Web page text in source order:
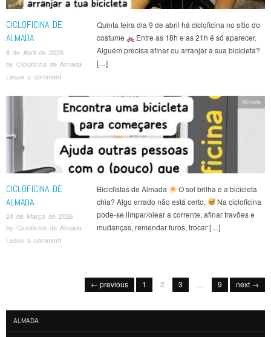
CICLOFICINA DE
ALMADA
8 de Abril de 2026
by Cicloficina de Almada
Leave a comment
Quinta feira dia 9 de abril há cicloficina no sítio do
costume
Entre as 18h e as 21h é só aparecer.
Alguém precisa afinar ou arranjar a sua bicicleta?
[…]
CICLOFICINA DE
ALMADA
24 de Março de 2026
by Cicloficina de Almada
Leave a comment
Biciclistas de Almada
O sol brilha e a bicicleta
chia? Algo errado não está certo.
Na cicloficina
pode-se limpar/olear a corrente, afinar travões e
mudanças, remendar furos, trocar […]
Almada
Post navigation
← previous 1 2 3 … 9 next →
ALMADA